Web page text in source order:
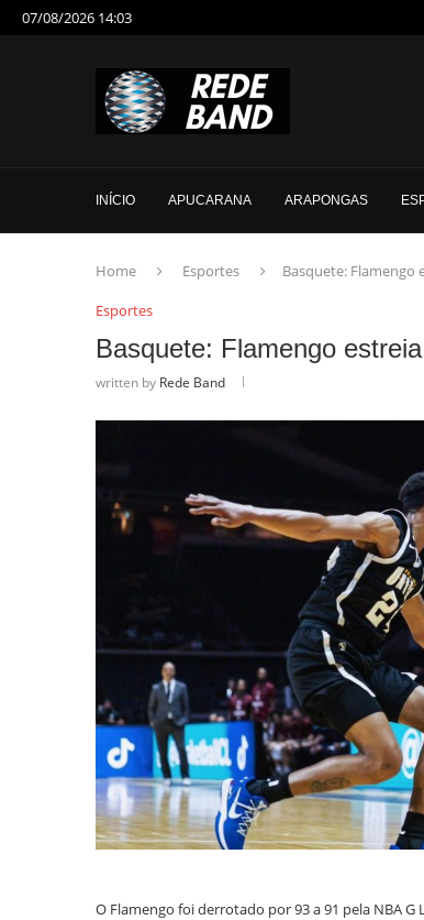
07/08/2026 14:03
INÍCIO APUCARANA ARAPONGAS
Home Esportes
Basquete: Flamengo
Esportes
Basquete: Flamengo
written by Rede Band
O Flamengo foi derrotado por 93 a 91 pela NBA